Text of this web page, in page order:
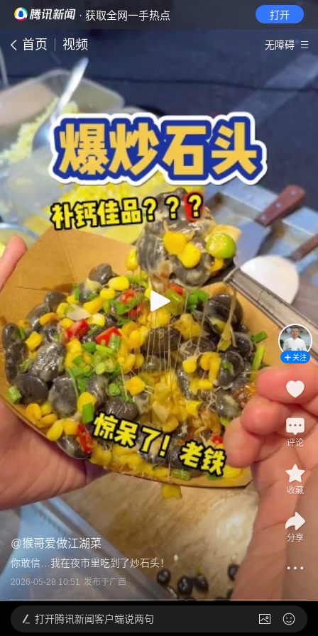
· 获取全网一手热点 打开
首页 视频 无障碍
@猴哥爱做江湖菜
你敢信…我在夜市里吃到了炒石头！
2026-05-28 10:51 发布于广西
关注
评论
收藏
分享
打开腾讯新闻客户端说两句